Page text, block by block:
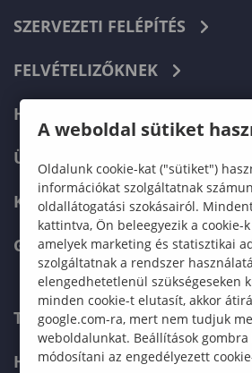
SZERVEZETI FELÉPÍTÉS
FELVÉTELIZŐKNEK
HALLGATÓKNAK
ÜZLETI PARTNEREKNEK
KARRIER
GREEN UNIVERSITY
TELEFONKÖNYV
HIBABEJELENTÉS
A weboldal sütiket
Oldalunk cookie-kat ("sütiket")
információkat szolgáltatnak
oldallátogatási szokásairól.
kattintva, Ön beleegyezik a cookie-
amelyek marketing és statisztikai
szolgáltatnak a rendszer
elengedhetetlenül szükségeseken
minden cookie-t elutasít, akkor
google.com-ra, mert nem tudjuk
weboldalunkat. Beállítások
módosítani az engedélyezett